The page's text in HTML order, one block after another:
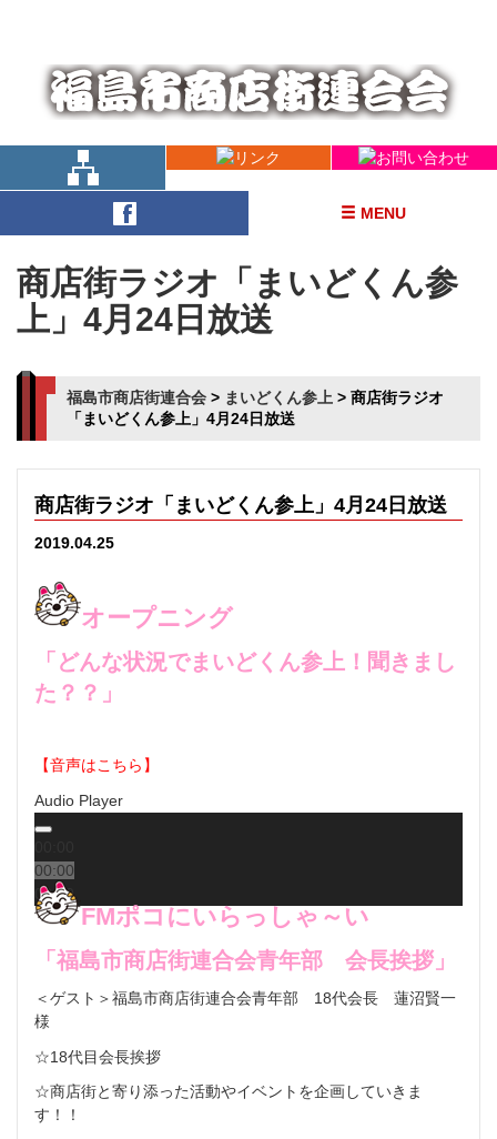
MENU
商店街ラジオ「まいどくん参
上」4月24日放送
福島市商店街連合会 > まいどくん参上 > 商店街ラジオ
「まいどくん参上」4月24日放送
商店街ラジオ「まいどくん参上」4月24日放送
2019.04.25
オープニング
「どんな状況でまいどくん参上！聞きまし
た？？」
【音声はこちら】
Audio Player
00:00
00:00
FMポコにいらっしゃ～い
「福島市商店街連合会青年部 会長挨拶」
＜ゲスト＞福島市商店街連合会青年部 18代会長 蓮沼賢一
様
☆18代目会長挨拶
☆商店街と寄り添った活動やイベントを企画していきま
す！！